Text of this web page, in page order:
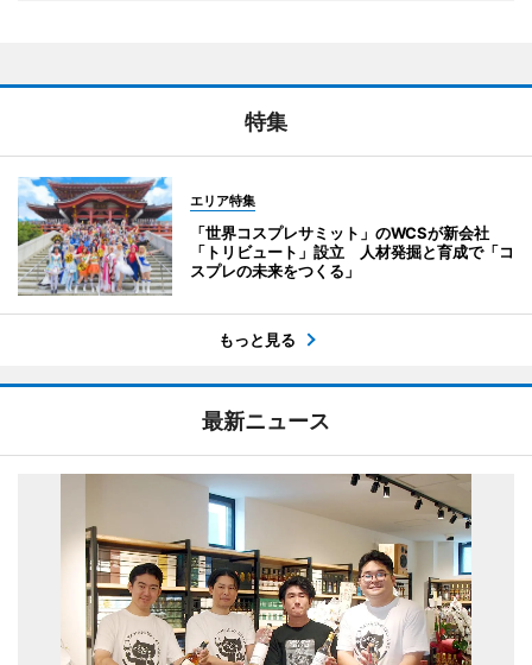
特集
エリア特集
「世界コスプレサミット」のWCSが新会社
「トリビュート」設立 人材発掘と育成で「コ
スプレの未来をつくる」
もっと見る
最新ニュース